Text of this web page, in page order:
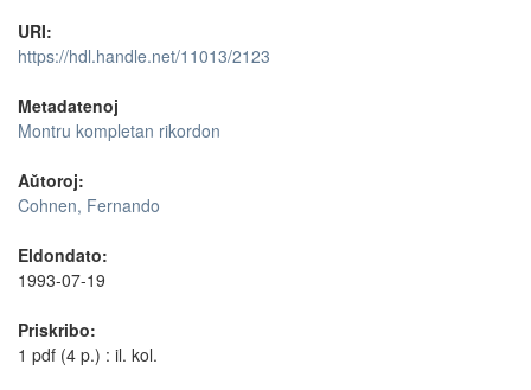
URI:
https://hdl.handle.net/11013/2123
Metadatenoj
Montru kompletan rikordon
Aŭtoroj:
Cohnen, Fernando
Eldondato:
1993-07-19
Priskribo:
1 pdf (4 p.) : il. kol.